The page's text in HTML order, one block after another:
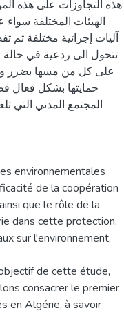
هذه التجاوزات على هذه
الهيئات المختلفة
آليات إجرائية مختلفة تم
تتحول الى ردعية في
على كل من مسها بضرر
حمايتها بشكل فعال
المجتمع المدني التي
environnementales
de la coopération
que le rôle de la
dans cette protection,
sur l'environnement,
de cette étude,
consacrer le premier
en Algérie, à savoir